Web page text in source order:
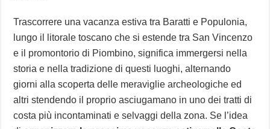
Trascorrere una vacanza estiva tra Baratti e Populonia,
lungo il litorale toscano che si estende tra San Vincenzo
e il promontorio di Piombino, significa immergersi nella
storia e nella tradizione di questi luoghi, alternando
giorni alla scoperta delle meraviglie archeologiche ed
altri stendendo il proprio asciugamano in uno dei tratti di
costa più incontaminati e selvaggi della zona. Se l’idea